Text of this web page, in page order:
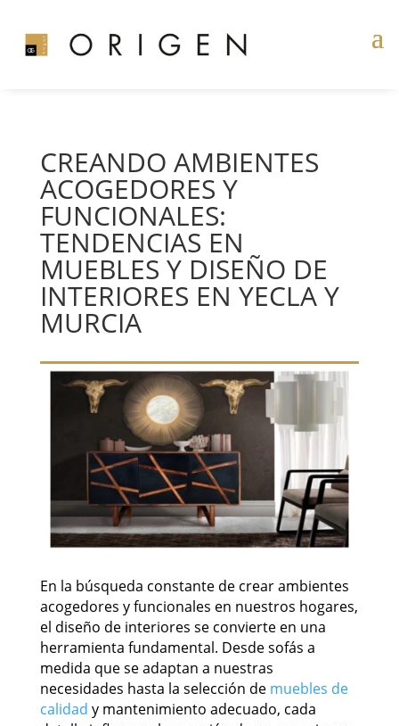
CREANDO AMBIENTES
ACOGEDORES Y
FUNCIONALES:
TENDENCIAS EN
MUEBLES Y DISEÑO DE
INTERIORES EN YECLA Y
MURCIA
En la búsqueda constante de crear ambientes
acogedores y funcionales en nuestros hogares,
el diseño de interiores se convierte en una
herramienta fundamental. Desde sofás a
medida que se adaptan a nuestras
necesidades hasta la selección de muebles de
calidad y mantenimiento adecuado, cada